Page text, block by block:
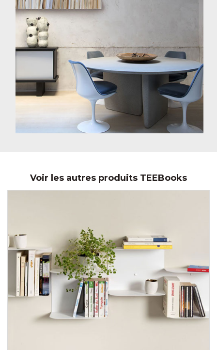
Voir les autres produits TEEBooks